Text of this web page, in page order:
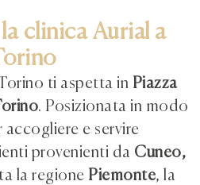
clinica Aurial a
ti aspetta in Piazza
. Posizionata in modo
e servire
provenienti da Cuneo,
la regione Piemonte, la